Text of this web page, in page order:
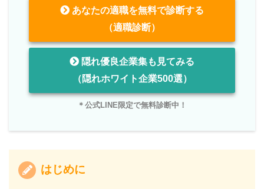
あなたの適職を無料で診断する
（適職診断）
隠れ優良企業集も見てみる
（隠れホワイト企業500選）
＊公式LINE限定で無料診断中！
はじめに